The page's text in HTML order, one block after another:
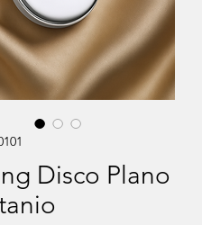
Disco Plano